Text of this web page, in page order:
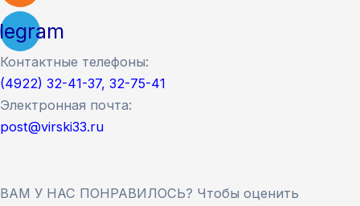
Контактные телефоны:
(4922) 32-41-37, 32-75-41
Электронная почта:
post@virski33.ru
ВАМ У НАС ПОНРАВИЛОСЬ? Чтобы оценить